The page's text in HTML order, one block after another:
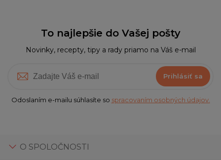
To najlepšie do Vašej pošty
Novinky, recepty, tipy a rady priamo na Váš e-mail
Prihlásiť sa
Odoslaním e-mailu súhlasíte so spracovaním osobných údajov.
O SPOLOČNOSTI